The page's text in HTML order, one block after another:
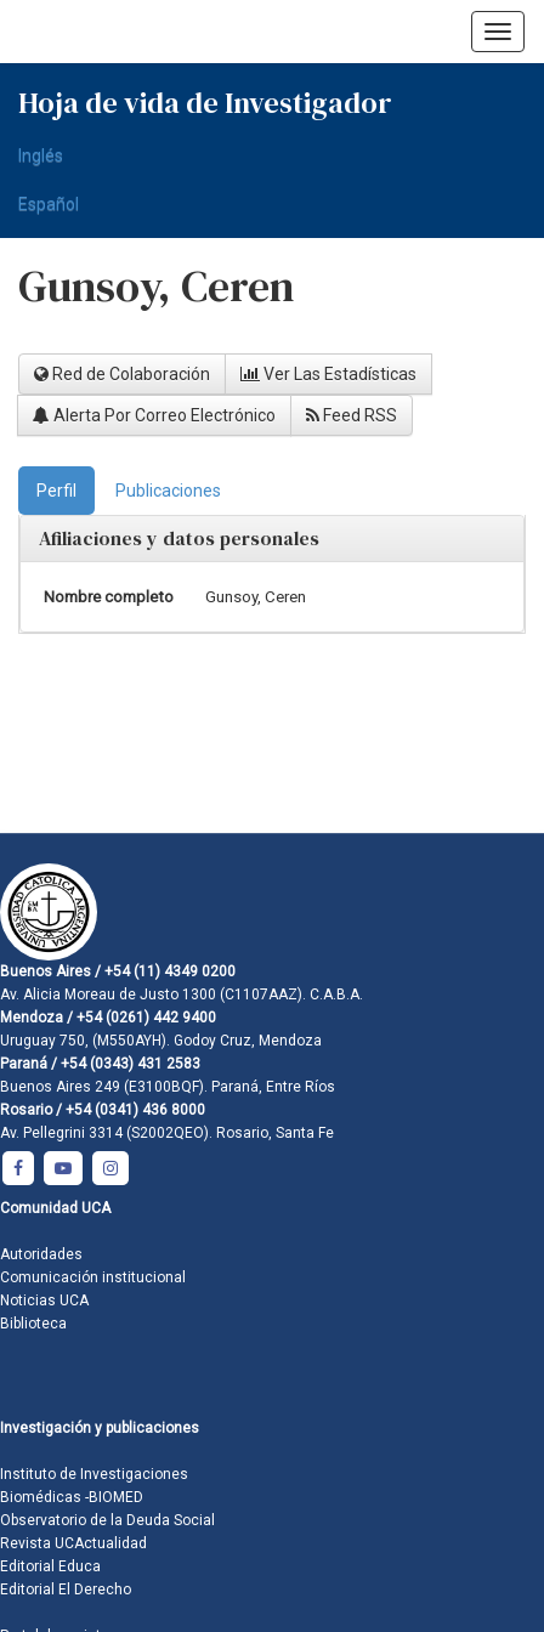
Hoja de vida de Investigador
Inglés
Español
Gunsoy, Ceren
Red de Colaboración Ver Las Estadísticas
Alerta Por Correo Electrónico Feed RSS
Perfil Publicaciones
Afiliaciones y datos personales
Nombre completo Gunsoy, Ceren
Buenos Aires / +54 (11) 4349 0200
Av. Alicia Moreau de Justo 1300 (C1107AAZ). C.A.B.A.
Mendoza / +54 (0261) 442 9400
Uruguay 750, (M550AYH). Godoy Cruz, Mendoza
Paraná / +54 (0343) 431 2583
Buenos Aires 249 (E3100BQF). Paraná, Entre Ríos
Rosario / +54 (0341) 436 8000
Av. Pellegrini 3314 (S2002QEO). Rosario, Santa Fe
Comunidad UCA
Autoridades
Comunicación institucional
Noticias UCA
Biblioteca
Investigación y publicaciones
Instituto de Investigaciones
Biomédicas -BIOMED
Observatorio de la Deuda Social
Revista UCActualidad
Editorial Educa
Editorial El Derecho